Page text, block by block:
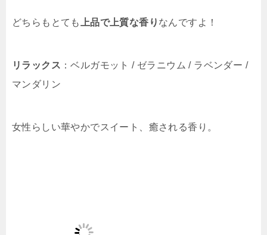
どちらもとても 上品で上質な香り なんですよ！
リラックス ：ベルガモット / ゼラニウム / ラベンダー /
マンダリン
女性らしい華やかでスイート、癒される香り。